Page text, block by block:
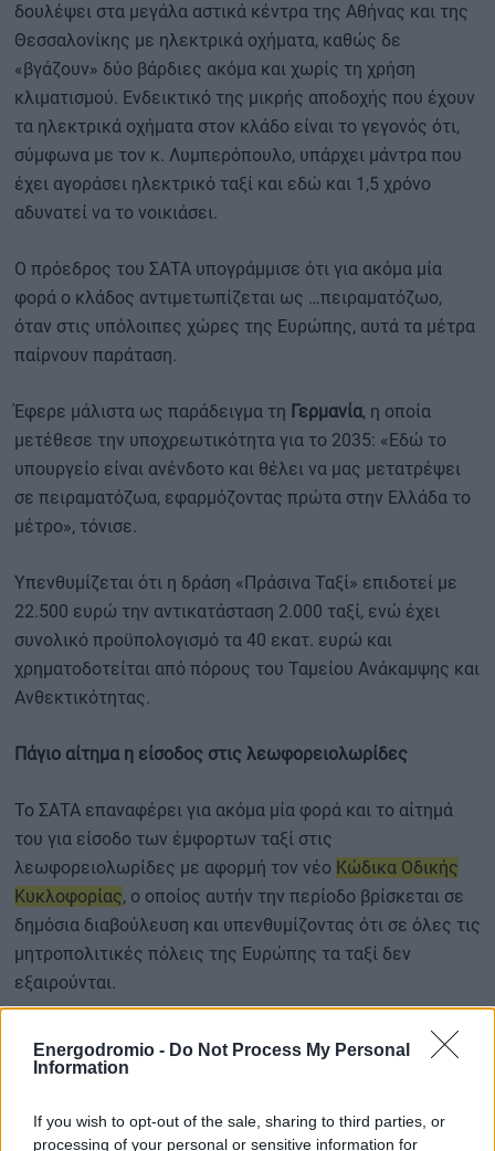
Energodromio - Do Not Process My Personal
Information
If you wish to opt-out of the sale, sharing to third parties, or
processing of your personal or sensitive information for
δουλέψει στα μεγάλα αστικά κέντρα της Αθήνας και της
Θεσσαλονίκης με ηλεκτρικά οχήματα, καθώς δε
«βγάζουν» δύο βάρδιες ακόμα και χωρίς τη χρήση
κλιματισμού. Ενδεικτικό της μικρής αποδοχής που έχουν
τα ηλεκτρικά οχήματα στον κλάδο είναι το γεγονός ότι,
σύμφωνα με τον κ. Λυμπερόπουλο, υπάρχει μάντρα που
έχει αγοράσει ηλεκτρικό ταξί και εδώ και 1,5 χρόνο
αδυνατεί να το νοικιάσει.
Ο πρόεδρος του ΣΑΤΑ υπογράμμισε ότι για ακόμα μία
φορά ο κλάδος αντιμετωπίζεται ως …πειραματόζωο,
όταν στις υπόλοιπες χώρες της Ευρώπης, αυτά τα μέτρα
παίρνουν παράταση.
Έφερε μάλιστα ως παράδειγμα τη Γερμανία, η οποία
μετέθεσε την υποχρεωτικότητα για το 2035: «Εδώ το
υπουργείο είναι ανένδοτο και θέλει να μας μετατρέψει
σε πειραματόζωα, εφαρμόζοντας πρώτα στην Ελλάδα το
μέτρο», τόνισε.
Υπενθυμίζεται ότι η δράση «Πράσινα Ταξί» επιδοτεί με
22.500 ευρώ την αντικατάσταση 2.000 ταξί, ενώ έχει
συνολικό προϋπολογισμό τα 40 εκατ. ευρώ και
χρηματοδοτείται από πόρους του Ταμείου Ανάκαμψης και
Ανθεκτικότητας.
Πάγιο αίτημα η είσοδος στις λεωφορειολωρίδες
Το ΣΑΤΑ επαναφέρει για ακόμα μία φορά και το αίτημά
του για είσοδο των έμφορτων ταξί στις
λεωφορειολωρίδες με αφορμή τον νέο Κώδικα Οδικής
Κυκλοφορίας, ο οποίος αυτήν την περίοδο βρίσκεται σε
δημόσια διαβούλευση και υπενθυμίζοντας ότι σε όλες τις
μητροπολιτικές πόλεις της Ευρώπης τα ταξί δεν
εξαιρούνται.
Ενδεικτικά παραδείγματα αποτελούν πόλεις όπως το
Λονδίνο, το Βερολίνο και η Μαδρίτη.
Οι αυτοκινητιστές επισημαίνουν ότι θα είναι αδύνατο να